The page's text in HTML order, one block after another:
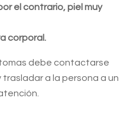
el contrario, piel muy
corporal.
debe contactarse
a la persona a un